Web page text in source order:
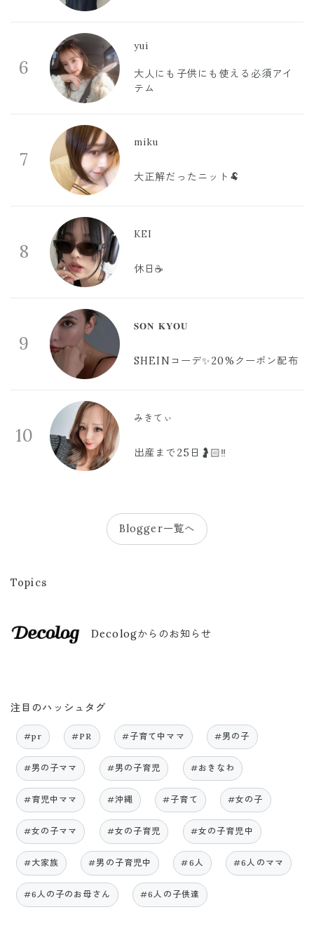
6
yui
大人にも子供にも使える必須アイ
テム
7
miku
大正解だったニット🐏
8
KEI
休日☕️
9
𝐒𝐎𝐍 𝐊𝐘𝐎𝐔
SHEINコーデ✨20%クーポン配布
10
みきてぃ
出産まで25日🤰🏻‼️
Blogger一覧へ
Topics
Decologからのお知らせ
注目のハッシュタグ
#pr #PR #子育て中ママ #男の子
#男の子ママ #男の子育児 #おきなわ
#育児中ママ #沖縄 #子育て #女の子
#女の子ママ #女の子育児 #女の子育児中
#大家族 #男の子育児中 #6人 #6人のママ
#6人の子のお母さん #6人の子供達